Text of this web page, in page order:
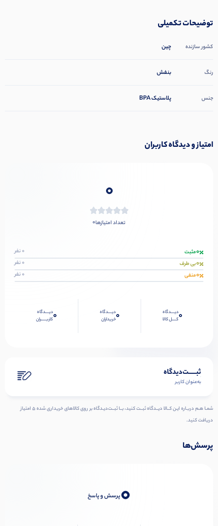
توضیحات تکمیلی
کشور سازنده چین
رنگ بنفش
جنس پلاستیک BPA
امتیاز و دیدگاه کاربران
0
تعداد امتیازها0
0مثبت 0 نفر
0بی طرف 0 نفر
0منفی 0 نفر
0دیــــدگاه
کــــل کالا
0دیــــدگاه
خریداران
0دیــــدگاه
کاربـــــران
ثبـــــت‌دیدگاه
به‌عنوان کاربر
شمـا هـم دربـاره ایـن کــالا دیــدگاه ثبــت کنید، بــا ثبــت‌دیـدگاه بر روی کالاهای خریداری شده ۵ امتیاز
دریافت کنید.
پرسش‌ها
0پرسش و پاسخ